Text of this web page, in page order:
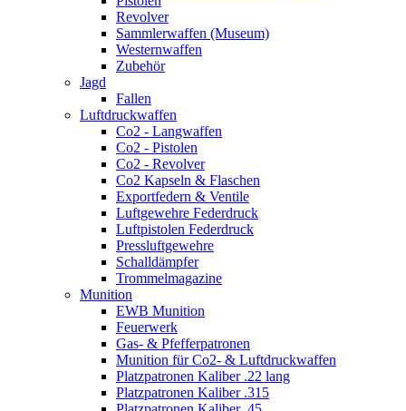
Revolver
Sammlerwaffen (Museum)
Westernwaffen
Zubehör
Jagd
Fallen
Luftdruckwaffen
Co2 - Langwaffen
Co2 - Pistolen
Co2 - Revolver
Co2 Kapseln & Flaschen
Exportfedern & Ventile
Luftgewehre Federdruck
Luftpistolen Federdruck
Pressluftgewehre
Schalldämpfer
Trommelmagazine
Munition
EWB Munition
Feuerwerk
Gas- & Pfefferpatronen
Munition für Co2- & Luftdruckwaffen
Platzpatronen Kaliber .22 lang
Platzpatronen Kaliber .315